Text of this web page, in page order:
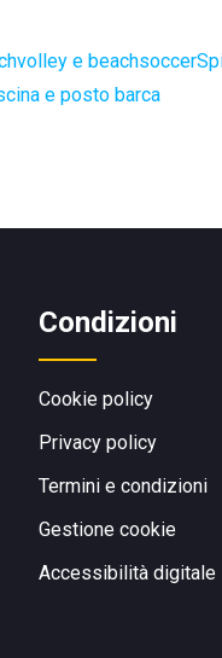
e beachsoccer
e posto barca
Condizioni
Cookie policy
Privacy policy
Termini e condizioni
Gestione cookie
Accessibilità digitale